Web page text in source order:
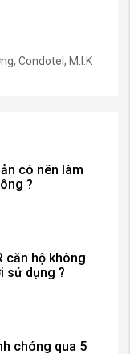
Condotel, M.I.K
có nên làm
?
căn hộ không
sử dụng ?
chóng qua 5